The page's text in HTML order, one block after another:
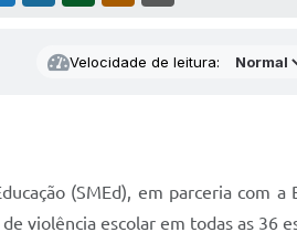
Velocidade de leitura:
(SMEd), em parceria com
violência escolar em todas as 36